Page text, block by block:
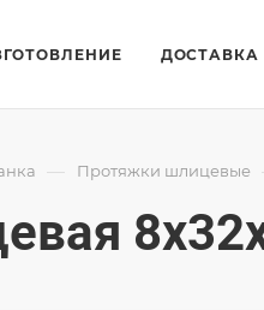
ДОСТАВКА
— Протяжки шлицевые